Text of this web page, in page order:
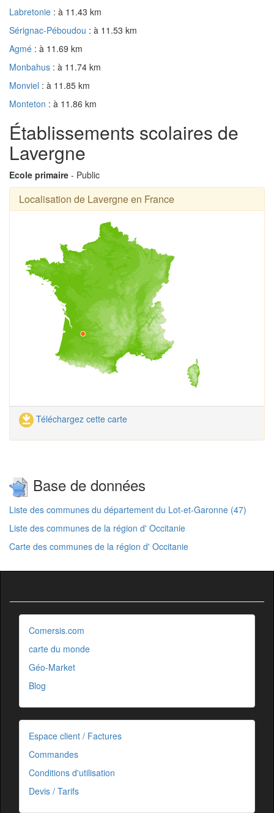
Labretonie : à 11.43 km
Sérignac-Péboudou : à 11.53 km
Agmé : à 11.69 km
Monbahus : à 11.74 km
Monviel : à 11.85 km
Monteton : à 11.86 km
Établissements scolaires de
Lavergne
Ecole primaire - Public
Localisation de Lavergne en France
Téléchargez cette carte
Base de données
Liste des communes du département du Lot-et-Garonne (47)
Liste des communes de la région d' Occitanie
Carte des communes de la région d' Occitanie
Comersis.com
carte du monde
Géo-Market
Blog
Espace client / Factures
Commandes
Conditions d'utilisation
Devis / Tarifs